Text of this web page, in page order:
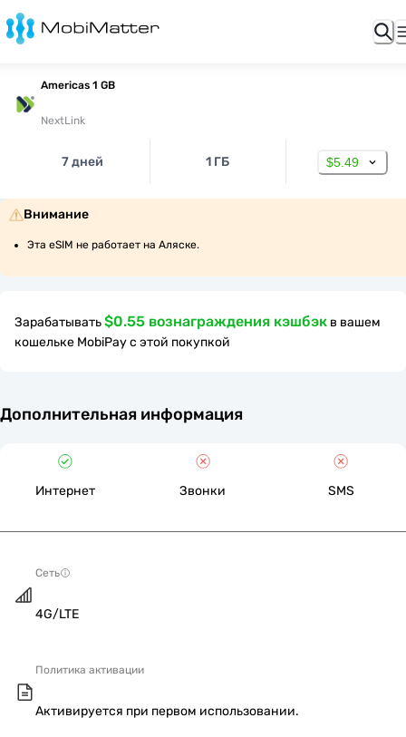
Americas 1 GB
NextLink
7 дней 1 ГБ $5.49
Внимание
Эта eSIM не работает на Аляске.
Зарабатывать$0.55 вознаграждения кэшбэк в вашем
кошельке MobiPay с этой покупкой
Дополнительная информация
Интернет Звонки SMS
Сеть
4G/LTE
Политика активации
Активируется при первом использовании.